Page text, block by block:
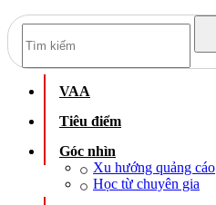
VAA
Tiêu điểm
Góc nhìn
Xu hướng quảng cáo
Học từ chuyên gia